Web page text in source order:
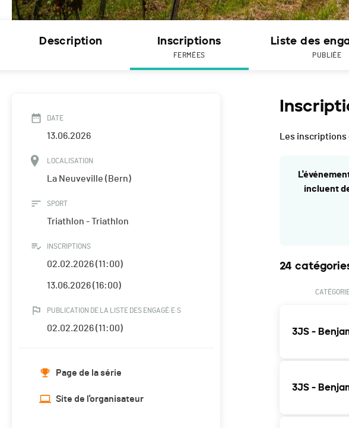
Description Inscriptions
FERMÉES
Liste des
PUBLIÉE
DATE
13.06.2026
LOCALISATION
La Neuveville (Bern)
SPORT
Triathlon - Triathlon
INSCRIPTIONS
02.02.2026 (11:00)
13.06.2026 (16:00)
PUBLICATION DE LA LISTE DES ENGAGÉ·E·S
02.02.2026 (11:00)
Page de la série
Site de l'organisateur
Les inscriptions
incluent
24
3JS -
3JS -